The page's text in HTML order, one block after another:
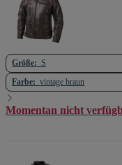
Größe: S
Farbe: vintage braun
Momentan nicht